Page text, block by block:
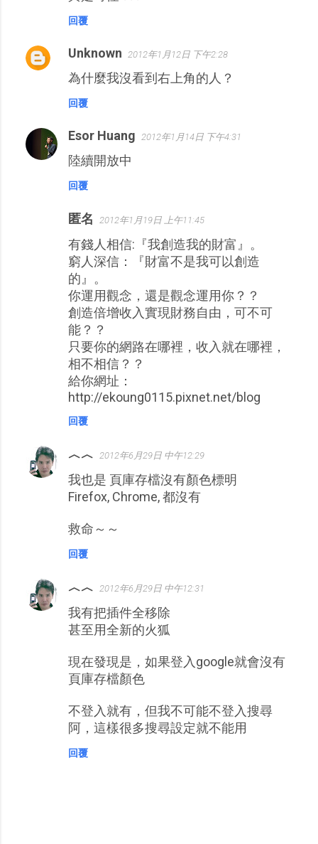
回覆
Unknown 2012年1月12日 下午2:28
為什麼我沒看到右上角的人？
回覆
Esor Huang 2012年1月14日 下午4:31
陸續開放中
回覆
匿名 2012年1月19日 上午11:45
有錢人相信:『我創造我的財富』。
窮人深信：『財富不是我可以創造
的』。
你運用觀念，還是觀念運用你？？
創造倍增收入實現財務自由，可不可
能？？
只要你的網路在哪裡，收入就在哪裡，
相不相信？？
給你網址：
http://ekoung0115.pixnet.net/blog
回覆
︿︿ 2012年6月29日 中午12:29
我也是 頁庫存檔沒有顏色標明
Firefox, Chrome, 都沒有
救命～～
回覆
︿︿ 2012年6月29日 中午12:31
我有把插件全移除
甚至用全新的火狐
現在發現是，如果登入google就會沒有
頁庫存檔顏色
不登入就有，但我不可能不登入搜尋
阿，這樣很多搜尋設定就不能用
回覆